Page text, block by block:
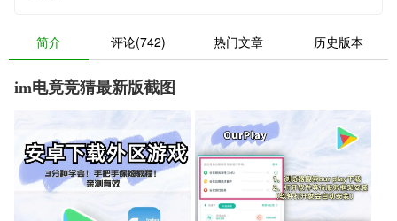
简介 评论(742) 热门文章 历史版本
im电竟竞猜最新版截图